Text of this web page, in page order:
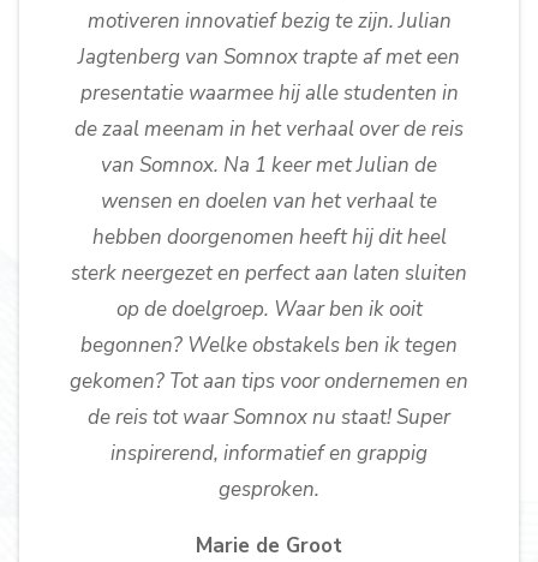
motiveren innovatief bezig te zijn. Julian
Jagtenberg van Somnox trapte af met een
presentatie waarmee hij alle studenten in
de zaal meenam in het verhaal over de reis
van Somnox. Na 1 keer met Julian de
wensen en doelen van het verhaal te
hebben doorgenomen heeft hij dit heel
sterk neergezet en perfect aan laten sluiten
op de doelgroep. Waar ben ik ooit
begonnen? Welke obstakels ben ik tegen
gekomen? Tot aan tips voor ondernemen en
de reis tot waar Somnox nu staat! Super
inspirerend, informatief en grappig
gesproken.
Marie de Groot